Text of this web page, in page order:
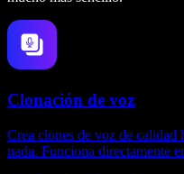
Clonación de voz
Crea clones de voz de calidad
nada. Funciona directamente